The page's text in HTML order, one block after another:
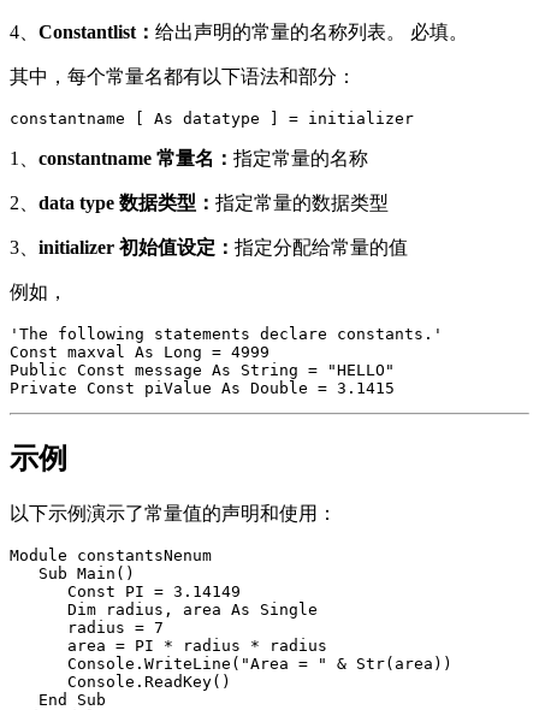
4、 Constantlist： 给出声明的常量的名称列表。 必填。
其中，每个常量名都有以下语法和部分：
1、 constantname 常量名： 指定常量的名称
2、 data type 数据类型： 指定常量的数据类型
3、 initializer 初始值设定： 指定分配给常量的值
例如，
'The following statements declare constants.'
Const maxval As Long = 4999
Public Const message As String = "HELLO"
示例
以下示例演示了常量值的声明和使用：
Module constantsNenum
   Sub Main()
      Const PI = 3.14149
      Dim radius, area As Single
      radius = 7
      area = PI * radius * radius
      Console.WriteLine("Area = " & Str(area))
      Console.ReadKey()
   End Sub